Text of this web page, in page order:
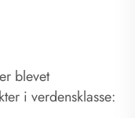
blevet
i verdensklasse: